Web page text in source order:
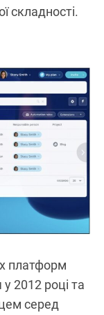
складності.
платформ
у 2012 році та
серед